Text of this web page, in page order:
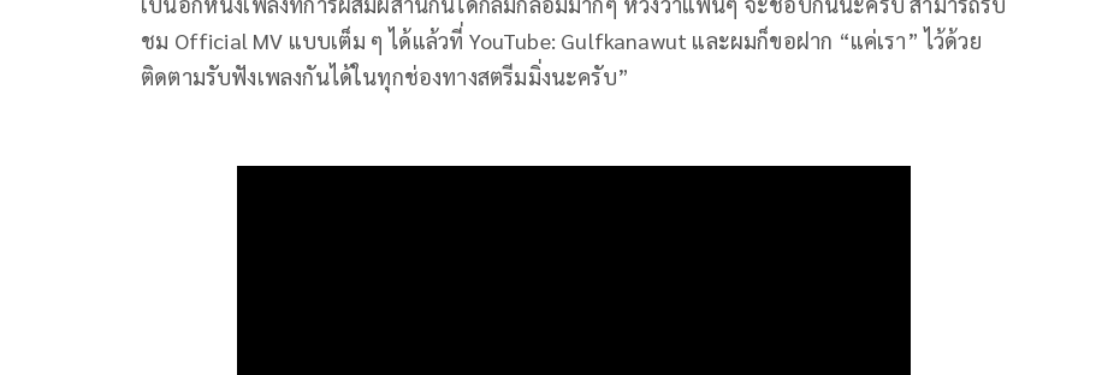
ชม Official MV แบบเต็ม ๆ ได้แล้วที่ YouTube: Gulfkanawut และผมก็ขอฝาก “แค่เรา” ไว้ด้วย
ติดตามรับฟังเพลงกันได้ในทุกช่องทางสตรีมมิ่งนะครับ”